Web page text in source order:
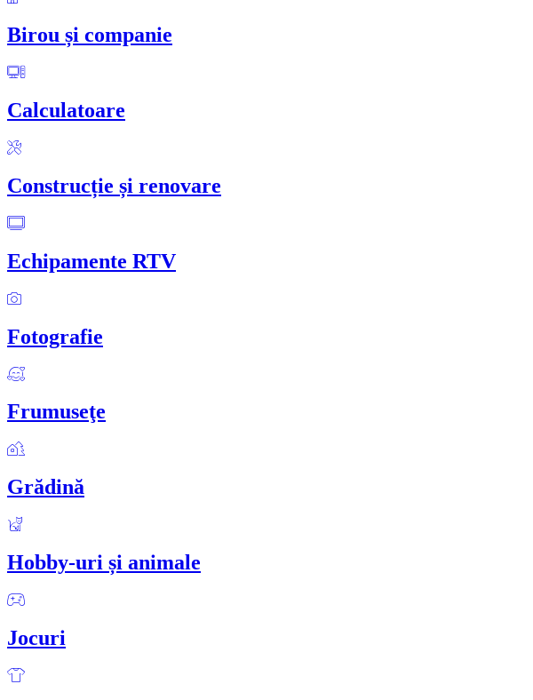
Birou și companie
Calculatoare
Construcție și renovare
Echipamente RTV
Fotografie
Frumuseţe
Grădină
Hobby-uri și animale
Jocuri